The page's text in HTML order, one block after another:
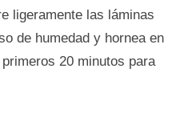
ligeramente las láminas
de humedad y hornea en
20 minutos para